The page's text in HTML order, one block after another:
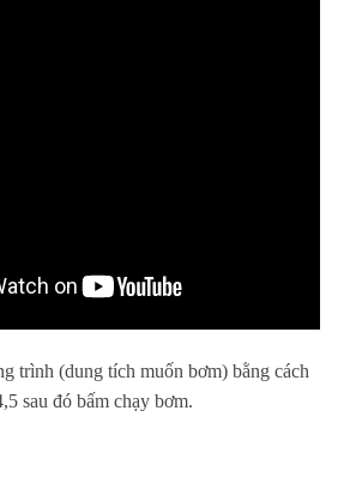
trình (dung tích muốn bơm) bằng cách
sau đó bấm chạy bơm.